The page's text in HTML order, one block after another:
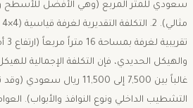
سعودي للمتر المربع (وهي الأفضل للأسطح
والهيكل الحديدي، فإن التكلفة الإجمالية
غالباً بين 7,500 إلى 11,500
التشطيب الداخلي ونوع النوافذ والأبواب).